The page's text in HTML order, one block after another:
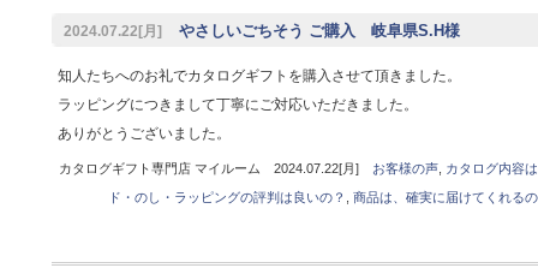
2024.07.22[月] やさしいごちそう ご購入 岐阜県S.H様
知人たちへのお礼でカタログギフトを購入させて頂きました。
ラッピングにつきまして丁寧にご対応いただきました。
ありがとうございました。
カタログギフト専門店 マイルーム 2024.07.22[月] お客様の声, カタログ内容
ド・のし・ラッピングの評判は良いの？
商品は、確実に届けてくれる